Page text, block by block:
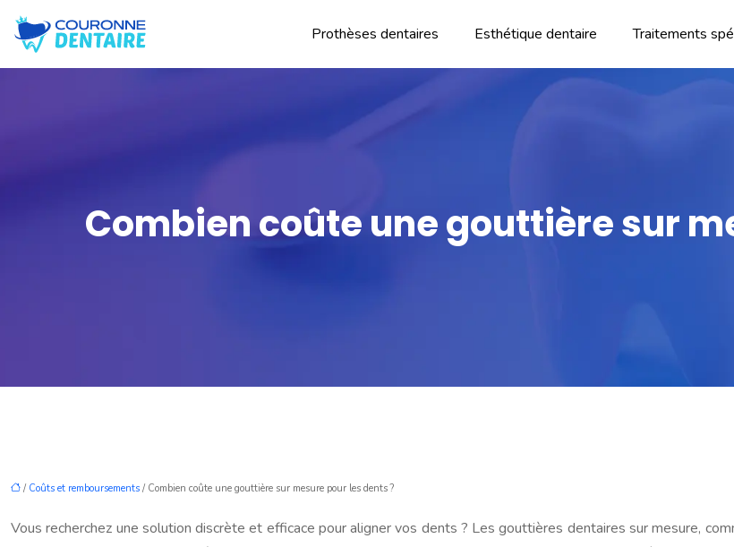
Prothèses dentaires Esthétique dentaire Traitements
Combien coûte une gouttière sur
/ Coûts et remboursements / Combien coûte une gouttière sur mesure pour les dents ?
Vous recherchez une solution discrète et efficace pour aligner vos dents ? Les gouttières dentaires sur mesure,